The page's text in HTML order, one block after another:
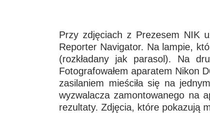
Przy zdjęciach z Prezesem NIK
Reporter Navigator. Na lampie,
(rozkładany jak parasol). Na
Fotografowałem aparatem Nikon
zasilaniem mieściła się na
wyzwalacza zamontowanego na
rezultaty. Zdjęcia, które pokazują